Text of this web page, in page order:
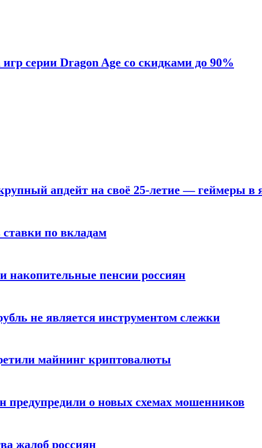
серии Dragon Age со скидками до 90%
апдейт на своё 25-летие — геймеры в
по вкладам
накопительные пенсии россиян
не является инструментом слежки
майнинг криптовалюты
предупредили о новых схемах мошенников
жалоб россиян